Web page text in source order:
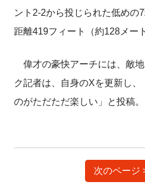
ント2-2から投じられた低めの
距離419フィート（約128メー
偉才の豪快アーチには、敵
ク記者は、自身のXを更新し
のがただただ楽しい」と投稿
次のページ